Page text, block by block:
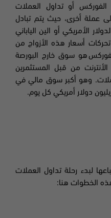
الفوركس أو تداول العملات
عملة أخرى، حيث يتم تبادل
الأمريكي أو الين الياباني
تحركات أسعار هذه الأزواج من
هو سوق خارج البورصة
من قبل المستثمرين
وهو أكبر سوق مالي في
لبدء رحلة تداول العملات
الخطوات هنا: